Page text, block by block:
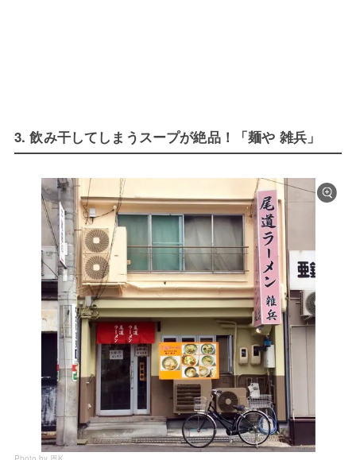
3. 飲み干してしまうスープが絶品！「麺や 雑兵」